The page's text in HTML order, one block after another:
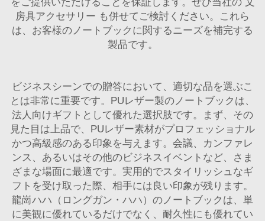
房具アクセサリー も併せてご検討ください。これら
は、お客様のノートブックに関するニーズを補完する
製品です。
ビジネスシーンでの贈答において、適切な品を選ぶこ
とは非常に重要です。PUレザー製のノートブックは、
法人向けギフトとして優れた選択肢です。まず、その
見た目は上品で、PUレザー素材がプロフェッショナル
かつ高級感のある印象を与えます。会議、カンファレ
ンス、あるいはその他のビジネスイベントなど、さま
ざまな場面に最適です。実用的でスタイリッシュなギ
フトを受け取った際、相手には良い印象が残ります。
龍崗ハハ（ロングガン・ハハ）のノートブックは、単
に美観に優れているだけでなく、耐久性にも優れてい